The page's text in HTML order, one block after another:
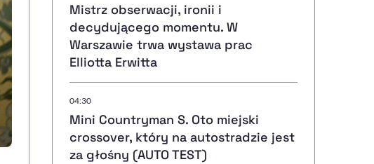
Mistrz obserwacji, ironii i
decydującego momentu. W
Warszawie trwa wystawa prac
Elliotta Erwitta
04:30
Mini Countryman S. Oto miejski
crossover, który na autostradzie jest
za głośny (AUTO TEST)